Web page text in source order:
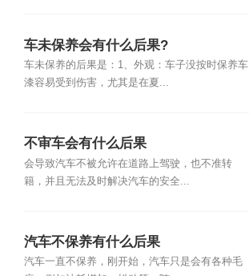
车未保养会有什么后果?
车未保养的后果是：1、外观：车子没按时保养车
漆容易受到伤害，尤其是在夏...
不审车会有什么后果
会导致汽车不被允许在道路上驾驶，也不准转
籍，并且无法及时解决汽车的安全...
汽车不保养有什么后果
汽车一直不保养，刚开始，汽车只是会有各种毛